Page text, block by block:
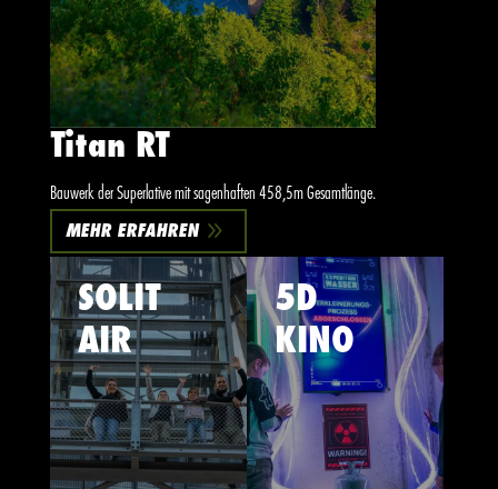
Titan RT
Bauwerk der Superlative mit sagenhaften 458,5m Gesamtlänge.
9
MEHR ERFAHREN
SOLIT
AIR
5D
KINO